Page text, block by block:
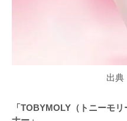
出典
「TOBYMOLY（トニーモ